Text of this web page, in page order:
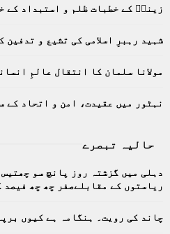
r
R
C
H
زینبؑ کے خطبات ظلم و استبداد کے
شہید رہبرِ اسلامی کی تشیع و تدفین
مولانا سلمان کا انتقال عالمِ
نہٹور میں عقیدت، امن و اتحاد کے
حالیہ تبصرے
دہلی میں گزشتہ روز پانچ سو
ریاستوں کے مقابلےصفر چھ چھ فیصد
چاند کی رویت۔ ہنگامہ ہے کیوں